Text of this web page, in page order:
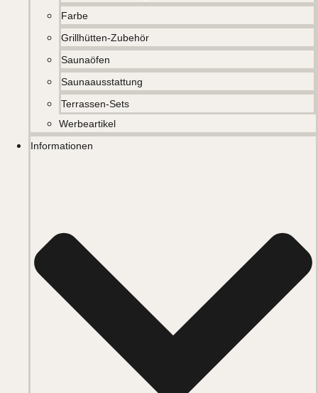
Farbe
Grillhütten-Zubehör
Saunaöfen
Saunaausstattung
Terrassen-Sets
Werbeartikel
Informationen